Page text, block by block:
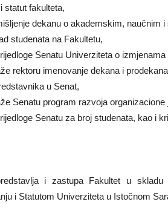
statut fakulteta,
dekanu o akademskim, naučnim i
studenata na Fakultetu,
Senatu Univerziteta o
rektoru imenovanje dekana i
u Senat,
Senatu program razvoja organizacione
Senatu za broj studenata, kao i
i zastupa Fakultet u
i Statutom Univerziteta u Istočnom